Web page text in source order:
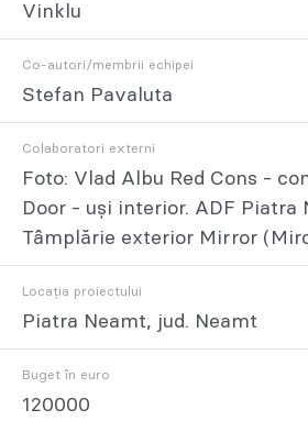
Vinklu
Co-autori/membrii echipei
Stefan Pavaluta
Colaboratori externi
Foto: Vlad Albu Red Cons -
Door - uși interior. ADF Piatra
Tâmplărie exterior Mirror
Locația proiectului
Piatra Neamt, jud. Neamt
Buget în euro
120000